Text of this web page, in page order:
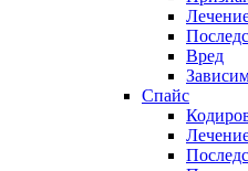
Вред
Спайс